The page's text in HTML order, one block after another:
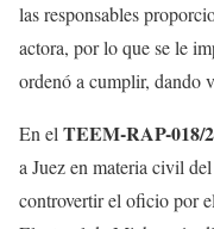
las responsables
actora, por lo que se le
ordenó a cumplir, dando
En el TEEM-RAP-018/
a Juez en materia civil
controvertir el oficio por